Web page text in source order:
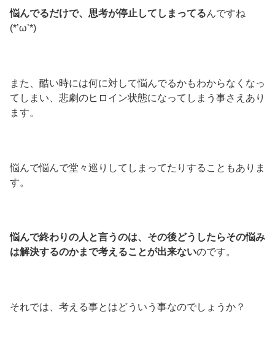
悩んでるだけで、思考が停止してしまってるんですね
(*’ω’*)
また、酷い時には何に対して悩んでるかもわからなくなっ
てしまい、悲劇のヒロイン状態になってしまう事さえあり
ます。
悩んで悩んで堂々巡りしてしまってたりすることもありま
す。
悩んで終わりの人と言うのは、その後どうしたらその悩み
は解決するのかまで考えることが出来ないのです。
それでは、考える事とはどういう事なのでしょうか？